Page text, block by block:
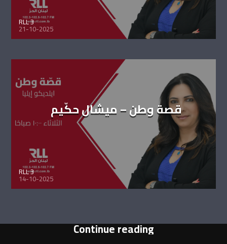
RLL 3
21-10-2025
قصة وطن – ميشال حكّيم
RLL 3
14-10-2025
Continue reading